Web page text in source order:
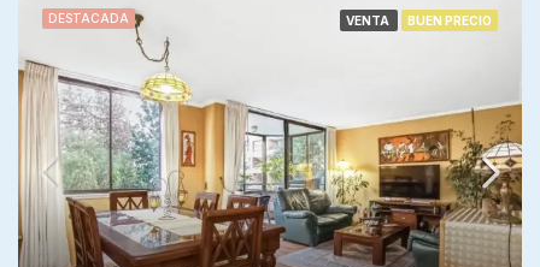
DESTACADA VENTA BUEN PRECIO